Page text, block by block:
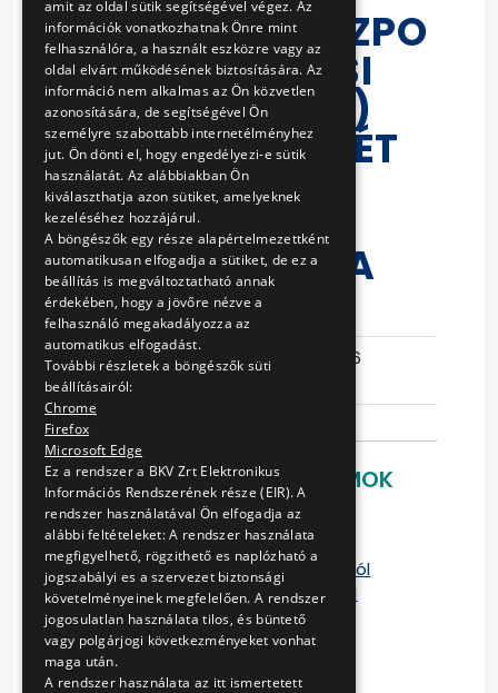
KÖRNYEZETKÖZPO
NTÚ IRÁNYÍTÁSI
RENDSZER (KIR)
MEGÚJÍTÓ ÉS KÉT
FELÜGYELETI
AUDITJÁNAK
VÉGREHAJTÁSA
Eljárás száma
Ajánlattételi
határidő
2015-02-26
LETÖLTHETŐ DOKUMENTUMOK
Ajánlati felhívás
1. sz. Ajánlattételi nyilatkozat
2. sz. Nyilatkozat alvállalkozókról
3. sz. Nyilatkozat kizáró okokról
4. sz. egyéb nyilatkozat
5. számú melleklet
Vállalkozási szerződés
amit az oldal sütik segítségével végez. Az
információk vonatkozhatnak Önre mint
felhasználóra, a használt eszközre vagy az
oldal elvárt működésének biztosítására. Az
információ nem alkalmas az Ön közvetlen
azonosítására, de segítségével Ön
személyre szabottabb internetélményhez
jut. Ön dönti el, hogy engedélyezi-e sütik
használatát. Az alábbiakban Ön
kiválaszthatja azon sütiket, amelyeknek
kezeléséhez hozzájárul.
A böngészők egy része alapértelmezettként
automatikusan elfogadja a sütiket, de ez a
beállítás is megváltoztatható annak
érdekében, hogy a jövőre nézve a
felhasználó megakadályozza az
automatikus elfogadást.
További részletek a böngészők süti
beállításairól:
Chrome
Firefox
Microsoft Edge
Ez a rendszer a BKV Zrt Elektronikus
Információs Rendszerének része (EIR). A
rendszer használatával Ön elfogadja az
alábbi feltételeket: A rendszer használata
megfigyelhető, rögzithető es naplózható a
jogszabályi es a szervezet biztonsági
követelményeinek megfelelően. A rendszer
jogosulatlan használata tilos, és büntető
vagy polgárjogi következményeket vonhat
maga után.
A rendszer használata az itt ismertetett